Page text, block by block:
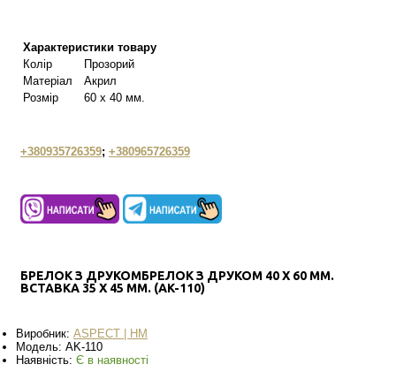
Характеристики товару
Колір
Прозорий
Матеріал
Акрил
Розмір
60 х 40 мм.
+380935726359; +380965726359
БРЕЛОК З ДРУКОМБРЕЛОК З ДРУКОМ 40 Х 60 ММ.
ВСТАВКА 35 Х 45 ММ. (AK-110)
Виробник: ASPECT | HM
Модель: AK-110
Наявність: Є в наявності